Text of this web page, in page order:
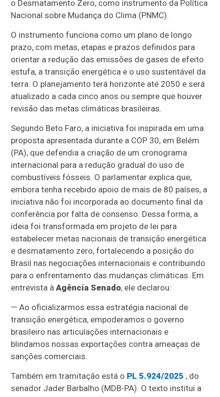
o Desmatamento Zero, como instrumento da Política
Nacional sobre Mudança do Clima (PNMC).
O instrumento funciona como um plano de longo
prazo, com metas, etapas e prazos definidos para
orientar a redução das emissões de gases de efeito
estufa, a transição energética e o uso sustentável da
terra. O planejamento terá horizonte até 2050 e será
atualizado a cada cinco anos ou sempre que houver
revisão das metas climáticas brasileiras.
Segundo Beto Faro, a iniciativa foi inspirada em uma
proposta apresentada durante a COP 30, em Belém
(PA), que defendia a criação de um cronograma
internacional para a redução gradual do uso de
combustíveis fósseis. O parlamentar explica que,
embora tenha recebido apoio de mais de 80 países, a
iniciativa não foi incorporada ao documento final da
conferência por falta de consenso. Dessa forma, a
ideia foi transformada em projeto de lei para
estabelecer metas nacionais de transição energética
e desmatamento zero, fortalecendo a posição do
Brasil nas negociações internacionais e contribuindo
para o enfrentamento das mudanças climáticas. Em
entrevista àAgência Senado, ele declarou:
— Ao oficializarmos essa estratégia nacional de
transição energética, empoderamos o governo
brasileiro nas articulações internacionais e
blindamos nossas exportações contra ameaças de
sanções comerciais.
Também em tramitação está o PL 5.924/2025 , do
senador Jader Barbalho (MDB-PA). O texto institui a